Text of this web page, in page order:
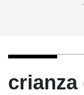
crianza